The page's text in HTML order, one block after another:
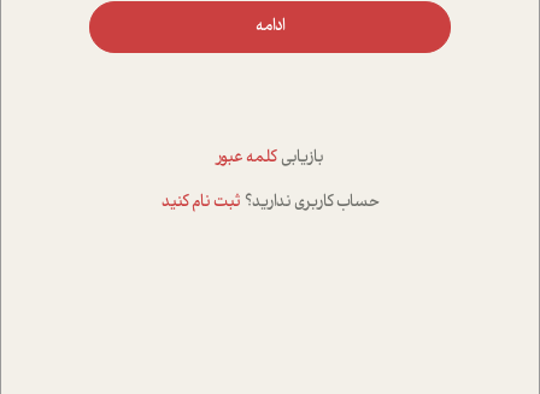
ادامه
بازیابی کلمه عبور
حساب کاربری ندارید؟ ثبت نام کنید